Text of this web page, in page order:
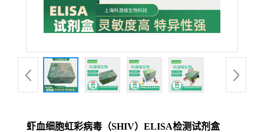
虾血细胞虹彩病毒（SHIV）ELISA检测试剂盒